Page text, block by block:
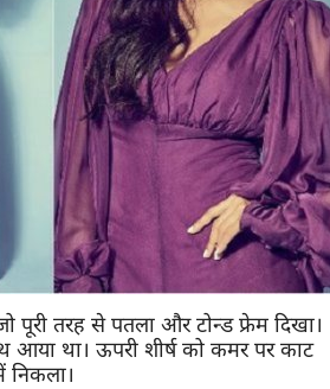
तरह से पतला और टोन्ड फ्रेम दिखा।
था। ऊपरी शीर्ष को कमर पर काट
निकला।